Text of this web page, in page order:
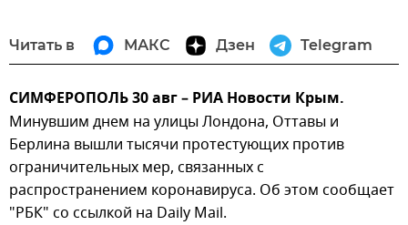
Читать в МАКС Дзен Telegram
СИМФЕРОПОЛЬ 30 авг – РИА Новости Крым.
Минувшим днем на улицы Лондона, Оттавы и
Берлина вышли тысячи протестующих против
ограничительных мер, связанных с
распространением коронавируса. Об этом сообщает
"РБК" со ссылкой на Daily Mail.